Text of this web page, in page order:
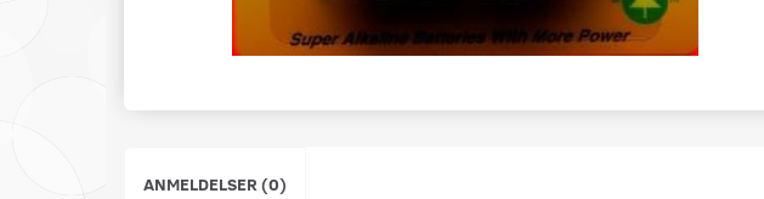
ANMELDELSER (0)